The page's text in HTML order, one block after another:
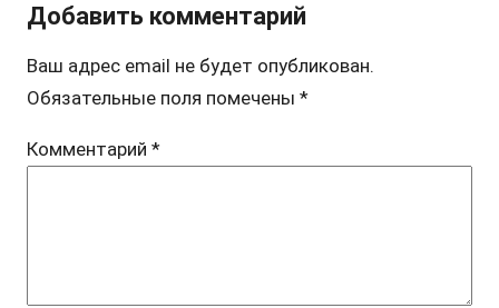
Добавить комментарий
Ваш адрес email не будет опубликован.
Обязательные поля помечены *
Комментарий *